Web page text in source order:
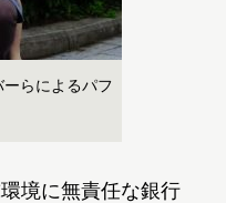
らによるパフ
境に無責任な銀行